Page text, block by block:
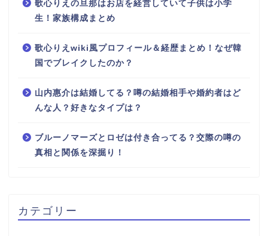
歌心りえの旦那はお店を経営していて子供は小学
生！家族構成まとめ
歌心りえwiki風プロフィール＆経歴まとめ！なぜ韓
国でブレイクしたのか？
山内惠介は結婚してる？噂の結婚相手や婚約者はど
んな人？好きなタイプは？
ブルーノマーズとロゼは付き合ってる？交際の噂の
真相と関係を深掘り！
カテゴリー